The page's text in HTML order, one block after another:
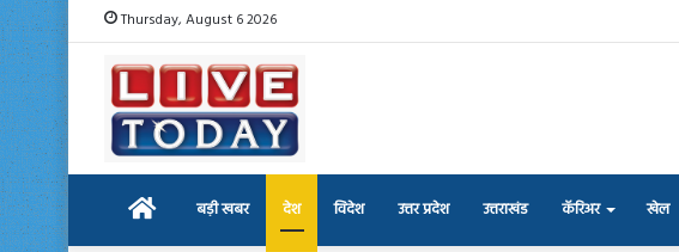
Thursday, August 6 2026
Home बड़ी खबर देश विदेश उत्तर प्रदेश उत्तराखंड कॅरिअर खेल